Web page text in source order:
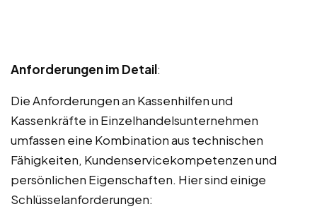
Anforderungen im Detail:
Die Anforderungen an Kassenhilfen und
Kassenkräfte in Einzelhandelsunternehmen
umfassen eine Kombination aus technischen
Fähigkeiten, Kundenservicekompetenzen und
persönlichen Eigenschaften. Hier sind einige
Schlüsselanforderungen: